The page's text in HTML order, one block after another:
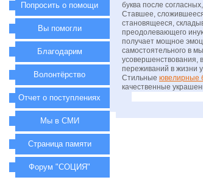
буква после
Ставшее,
становящееся,
преодолевающего
получает мощное
самостоятельного в
усовершенствования,
переживаний в жизни
Стильные ювелирные
качественные
Попросить о помощи
Вы помогли
Благодарим
Волонтёрство
Отчет о поступлениях
Мы в СМИ
Страница памяти
Форум "СОЦИЯ"